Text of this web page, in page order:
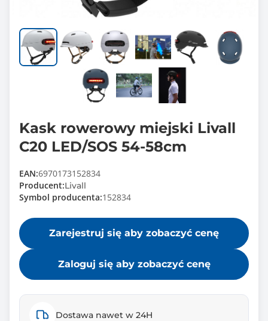
Kask rowerowy miejski Livall
C20 LED/SOS 54-58cm
EAN:6970173152834
Producent:Livall
Symbol producenta:152834
Zarejestruj się aby zobaczyć cenę
Zaloguj się aby zobaczyć cenę
Dostawa nawet w 24H